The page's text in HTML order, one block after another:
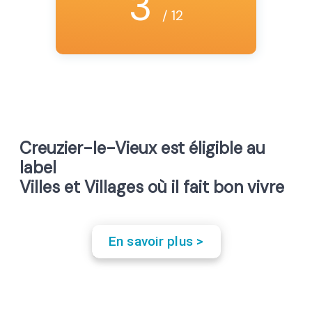
/ 12
Creuzier-le-Vieux est éligible au
label
Villes et Villages où il fait bon vivre
En savoir plus >